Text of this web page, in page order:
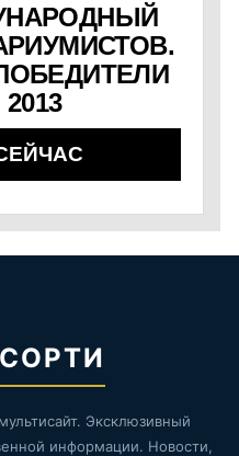
Эксклюзивный
информации. Новости,